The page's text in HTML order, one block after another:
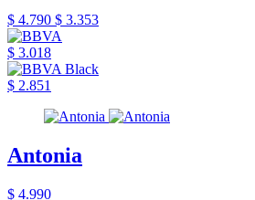
$ 4.790 $ 3.353
$ 3.018
$ 2.851
Antonia
$ 4.990